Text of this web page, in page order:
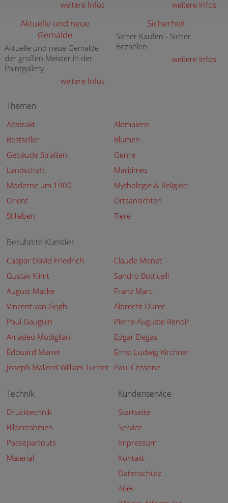
weitere Infos
weitere Infos
Aktuelle und neue
Gemälde
Aktuelle und neue Gemälde
der großen Meister in der
Paintgallery
weitere Infos
Sicherheit
Sicher Kaufen - Sicher
Bezahlen
weitere Infos
Themen
Abstrakt
Aktmalerei
Bestseller
Blumen
Gebäude Straßen
Genre
Landschaft
Maritimes
Moderne um 1900
Mythologie & Religion
Orient
Ortsansichten
Stilleben
Tiere
Berühmte Künstler
Caspar David Friedrich
Claude Monet
Gustav Klimt
Sandro Botticelli
August Macke
Franz Marc
Vincent van Gogh
Albrecht Dürer
Paul Gauguin
Pierre-Auguste Renoir
Amadeo Modigliani
Edgar Degas
Edouard Manet
Ernst Ludwig Kirchner
Joseph Mallord William Turner Paul Cézanne
Technik
Drucktechnik
Bilderrahmen
Passepartouts
Material
Kundenservice
Startseite
Service
Impressum
Kontakt
Datenschutz
AGB